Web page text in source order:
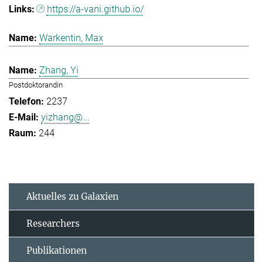
https://a-vani.github.io/
Warkentin, Max
Zhang, Yi
Postdoktorandin
2237
yizhang@...
244
Aktuelles zu Galaxien
Researchers
Publikationen